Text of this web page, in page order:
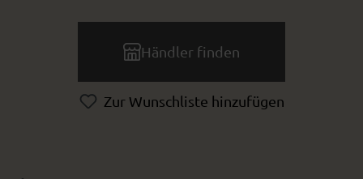
Händler finden
Zur Wunschliste hinzufügen